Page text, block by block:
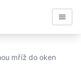
mříž do oken